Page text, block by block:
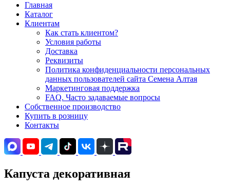
Главная
Каталог
Клиентам
Как стать клиентом?
Условия работы
Доставка
Реквизиты
Политика конфиденциальности персональных
данных пользователей сайта Семена Алтая
Маркетинговая поддержка
FAQ. Часто задаваемые вопросы
Собственное производство
Купить в розницу
Контакты
Капуста декоративная